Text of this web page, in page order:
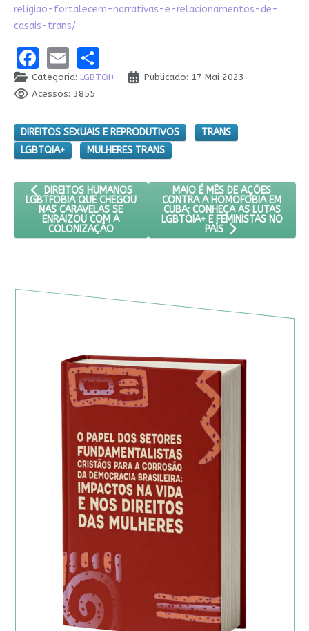
religiao-fortalecem-narrativas-e-relacionamentos-de-
casais-trans/
Facebook
EmailShare
Categoria: LGBTQI+
Publicado: 17 Mai 2023
Acessos: 3855
DIREITOS SEXUAIS E REPRODUTIVOS
TRANS
LGBTQIA+
MULHERES TRANS
ARTIGO ANTERIOR: DIREITOS HUMANOS LGBTFOBIA QUE
DIREITOS HUMANOS
LGBTFOBIA QUE CHEGOU
NAS CARAVELAS SE
ENRAIZOU COM A
COLONIZAÇÃO
PRÓXIMO ARTIGO: MAIO É
MAIO É MÊS DE AÇÕES
CONTRA A HOMOFOBIA EM
CUBA; CONHEÇA AS LUTAS
LGBTQIA+ E FEMINISTAS NO
PAÍS